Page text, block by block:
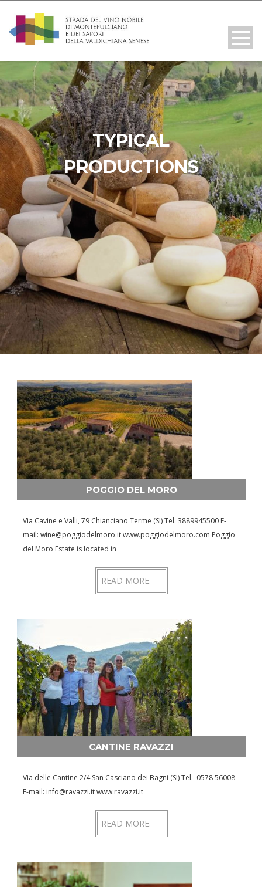
TYPICAL
PRODUCTIONS
POGGIO DEL MORO
Via Cavine e Valli, 79 Chianciano Terme (SI) Tel. 3889945500 E-
mail: wine@poggiodelmoro.it www.poggiodelmoro.com Poggio
del Moro Estate is located in
READ MORE.
CANTINE RAVAZZI
Via delle Cantine 2/4 San Casciano dei Bagni (SI) Tel. 0578 56008
E-mail: info@ravazzi.it www.ravazzi.it
READ MORE.